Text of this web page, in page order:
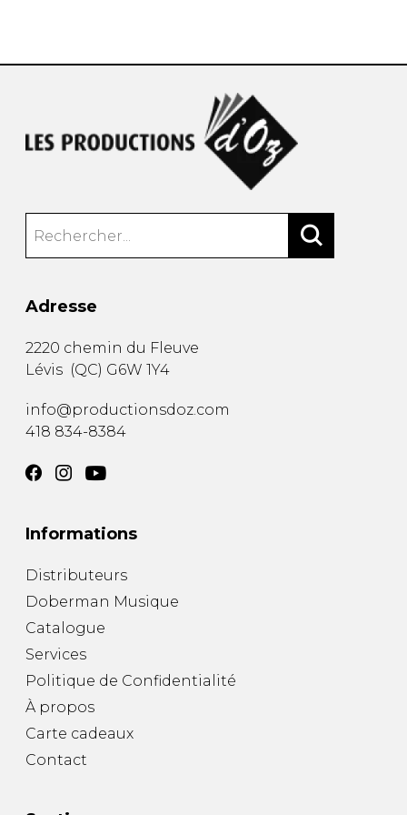
Adresse
2220 chemin du Fleuve
Lévis (QC) G6W 1Y4
info@productionsdoz.com
418 834-8384
Informations
Distributeurs
Doberman Musique
Catalogue
Services
Politique de Confidentialité
À propos
Carte cadeaux
Contact